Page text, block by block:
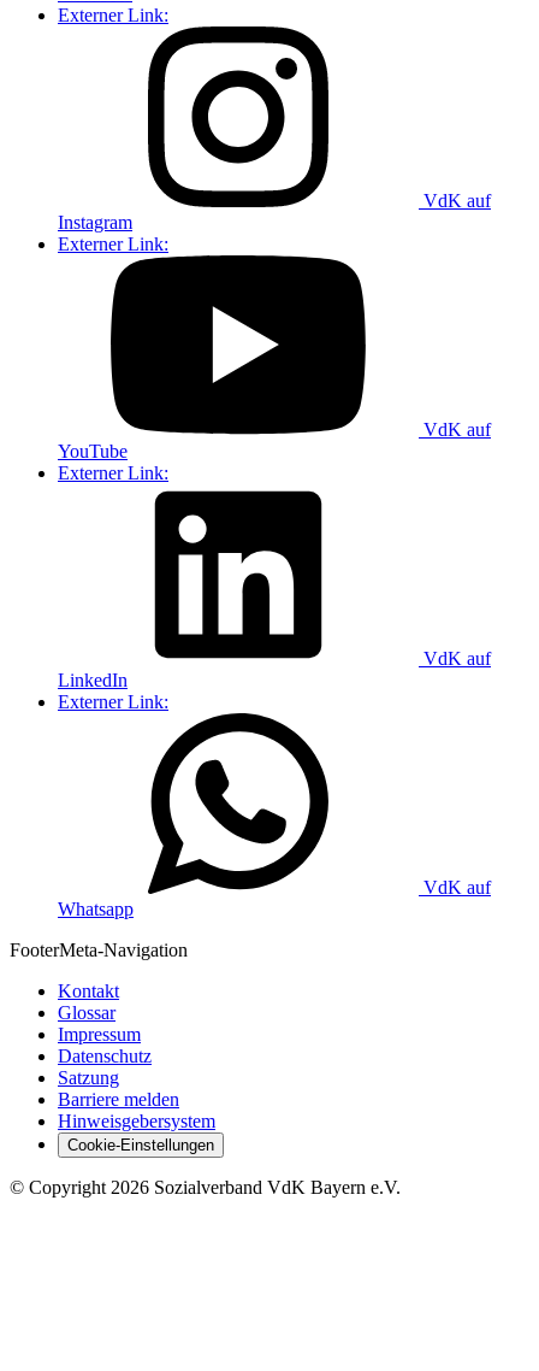
Externer Link:
VdK auf
Instagram
Externer Link:
VdK auf
YouTube
Externer Link:
VdK auf
LinkedIn
Externer Link:
VdK auf
Whatsapp
FooterMeta-Navigation
Kontakt
Glossar
Impressum
Datenschutz
Satzung
Barriere melden
Hinweisgebersystem
Cookie-Einstellungen
© Copyright 2026 Sozialverband VdK Bayern e.V.